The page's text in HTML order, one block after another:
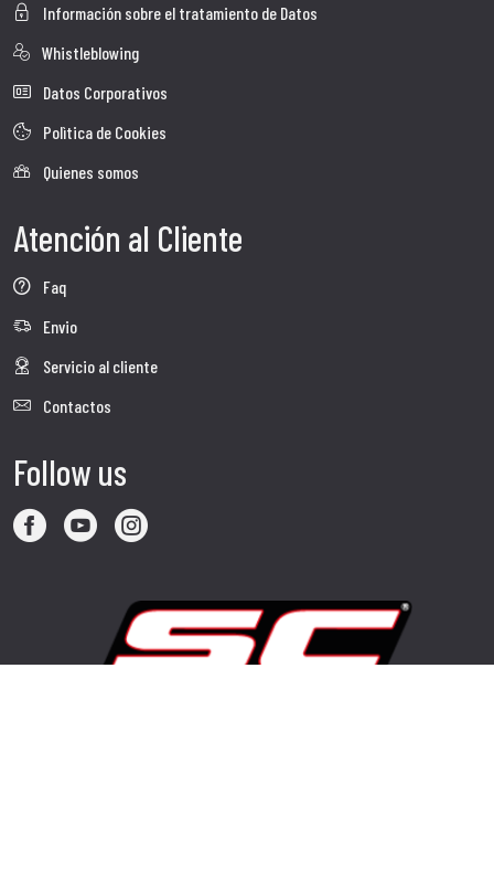
Información sobre el tratamiento de Datos
Whistleblowing
Datos Corporativos
Polìtica de Cookies
Quienes somos
Atención al Cliente
Faq
Envio
Servicio al cliente
Contactos
Follow us